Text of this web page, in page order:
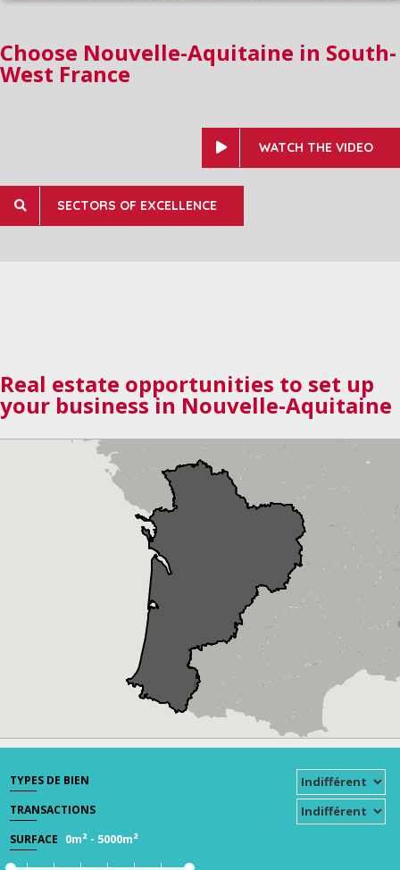
Choose Nouvelle-Aquitaine in South-
West France
WATCH THE VIDEO
SECTORS OF EXCELLENCE
Real estate opportunities to set up
your business in Nouvelle-Aquitaine
TYPES DE BIEN
TRANSACTIONS
SURFACE 0m² - 5000m²